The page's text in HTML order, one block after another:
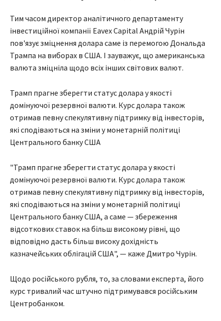
Тим часом директор аналітичного департаменту
інвестиційної компанії Eavex Capital Андрій Чурін
пов'язує зміцнення долара саме із перемогою Дональда
Трампа на виборах в США. І зауважує, що американська
валюта зміцніла щодо всіх інших світових валют.
Трамп прагне зберегти статус долара у якості
домінуючої резервної валюти. Курс долара також
отримав певну спекулятивну підтримку від інвесторів,
які сподіваються на зміни у монетарній політиці
Центрального банку США
"Трамп прагне зберегти статус долара у якості
домінуючої резервної валюти. Курс долара також
отримав певну спекулятивну підтримку від інвесторів,
які сподіваються на зміни у монетарній політиці
Центрального банку США, а саме — збереження
відсоткових ставок на більш високому рівні, що
відповідно дасть більш високу дохідність
казначейських облігацій США", — каже Дмитро Чурін.
Щодо російського рубля, то, за словами експерта, його
курс тривалий час штучно підтримувався російським
Центробанком.